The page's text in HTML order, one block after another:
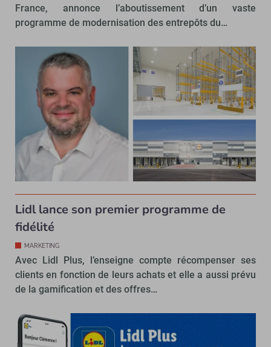
France, annonce l’aboutissement d’un vaste
programme de modernisation des entrepôts du…
Lidl lance son premier programme de
fidélité
MARKETING
Avec Lidl Plus, l’enseigne compte récompenser ses
clients en fonction de leurs achats et elle a aussi prévu
de la gamification et des offres…